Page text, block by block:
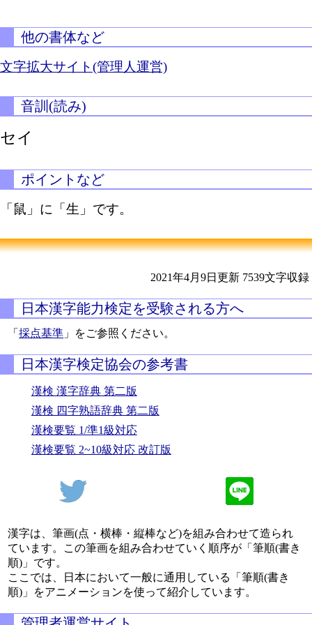
他の書体など
文字拡大サイト(管理人運営)
音訓(読み)
セイ
ポイントなど
「鼠」に「生」です。
2021年4月9日更新 7539文字収録
日本漢字能力検定を受験される方へ
「採点基準 」をご参照ください。
日本漢字検定協会の参考書
漢検 漢字辞典 第二版
漢検 四字熟語辞典 第二版
漢検要覧 1/準1級対応
漢検要覧 2~10級対応 改訂版
漢字は、筆画(点・横棒・縦棒など)を組み合わせて造られ
ています。この筆画を組み合わせていく順序が「筆順(書き
順)」です。
ここでは、日本において一般に通用している「筆順(書き
順)」をアニメーションを使って紹介しています。